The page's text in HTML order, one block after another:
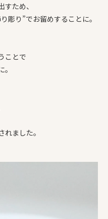
ため、
彫り”でお留めすることに。
ことで
ました。